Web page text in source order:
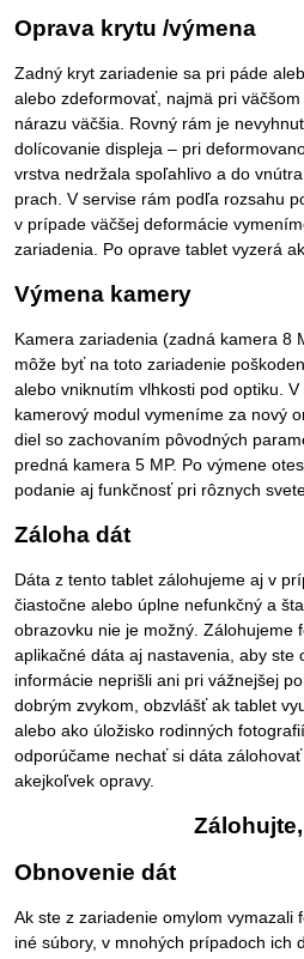
Oprava krytu /výmena
Zadný kryt zariadenie sa pri páde
alebo zdeformovať, najmä pri
nárazu väčšia. Rovný rám je
dolícovanie displeja – pri
vrstva nedržala spoľahlivo a do
prach. V servise rám podľa rozsahu
v prípade väčšej deformácie
zariadenia. Po oprave tablet vyzerá
Výmena kamery
Kamera zariadenia (zadná kamera 8
môže byť na toto zariadenie
alebo vniknutím vlhkosti pod optiku.
kamerový modul vymeníme za nový
diel so zachovaním pôvodných
predná kamera 5 MP. Po výmene
podanie aj funkčnosť pri rôznych
Záloha dát
Dáta z tento tablet zálohujeme aj v
čiastočne alebo úplne nefunkčný a
obrazovku nie je možný. Zálohujeme
aplikačné dáta aj nastavenia, aby ste
informácie neprišli ani pri vážnejšej
dobrým zvykom, obzvlášť ak tablet
alebo ako úložisko rodinných
odporúčame nechať si dáta
akejkoľvek opravy.
Obnovenie dát
Ak ste z zariadenie omylom vymazali
iné súbory, v mnohých prípadoch ich